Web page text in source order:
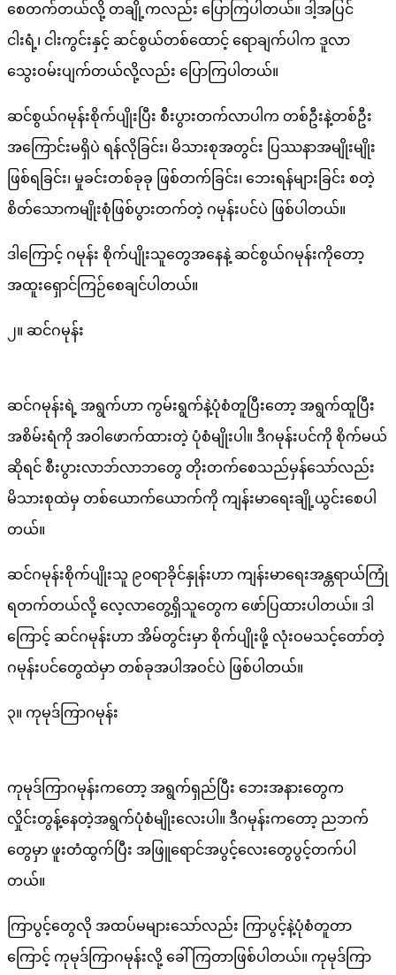
စေတက်တယ်လို့ တချို့ကလည်း ပြောကြပါတယ်။ ဒါ့အပြင်
ငါးရံ့၊ ငါးကွင်းနှင့် ဆင်စွယ်တစ်ထောင့် ရောချက်ပါက ဒူလာ
သွေးဝမ်းပျက်တယ်လို့လည်း ပြောကြပါတယ်။
ဆင်စွယ်ဂမုန်းစိုက်ပျိုးပြီး စီးပွားတက်လာပါက တစ်ဦးနဲ့တစ်ဦး
အကြောင်းမရှိပဲ ရန်လိုခြင်း၊ မိသားစုအတွင်း ပြဿနာအမျိုးမျိုး
ဖြစ်ရခြင်း၊ မှုခင်းတစ်ခုခု ဖြစ်တက်ခြင်း၊ ဘေးရန်များခြင်း စတဲ့
စိတ်သောကမျိုးစုံဖြစ်ပွားတက်တဲ့ ဂမုန်းပင်ပဲ ဖြစ်ပါတယ်။
ဒါကြောင့် ဂမုန်း စိုက်ပျိုးသူတွေအနေနဲ့ ဆင်စွယ်ဂမုန်းကိုတော့
အထူးရှောင်ကြဉ်စေချင်ပါတယ်။
၂။ ဆင်ဂမုန်း
ဆင်ဂမုန်းရဲ့ အရွက်ဟာ ကွမ်းရွက်နဲ့ပုံစံတူပြီးတော့ အရွက်ထူပြီး
အစိမ်းရံကို အဝါဖောက်ထားတဲ့ ပုံစံမျိုးပါ။ ဒီဂမုန်းပင်ကို စိုက်မယ်
ဆိုရင် စီးပွားလာဘ်လာဘတွေ တိုးတက်စေသည်မှန်သော်လည်း
မိသားစုထဲမှ တစ်ယောက်ယောက်ကို ကျန်းမာရေးချို့ယွင်းစေပါ
တယ်။
ဆင်ဂမုန်းစိုက်ပျိုးသူ ၉၀ရာခိုင်နှုန်းဟာ ကျန်းမာရေးအန္တရာယ်ကြုံ
ရတက်တယ်လို့ လေ့လာတွေ့ရှိသူတွေက ဖော်ပြထားပါတယ်။ ဒါ
ကြောင့် ဆင်ဂမုန်းဟာ အိမ်တွင်းမှာ စိုက်ပျိုးဖို့ လုံးဝမသင့်တော်တဲ့
ဂမုန်းပင်တွေထဲမှာ တစ်ခုအပါအဝင်ပဲ ဖြစ်ပါတယ်။
၃။ ကုမုဒ်ကြာဂမုန်း
ကုမုဒ်ကြာဂမုန်းကတော့ အရွက်ရှည်ပြီး ဘေးအနားတွေက
လှိုင်းတွန့်နေတဲ့အရွက်ပုံစံမျိုးလေးပါ။ ဒီဂမုန်းကတော့ ညဘက်
တွေမှာ ဖူးတံထွက်ပြီး အဖြူရောင်အပွင့်လေးတွေပွင့်တက်ပါ
တယ်။
ကြာပွင့်တွေလို အထပ်မများသော်လည်း ကြာပွင့်နဲ့ပုံစံတူတာ
ကြောင့် ကုမုဒ်ကြာဂမုန်းလို့ ခေါ်ကြတာဖြစ်ပါတယ်။ ကုမုဒ်ကြာ